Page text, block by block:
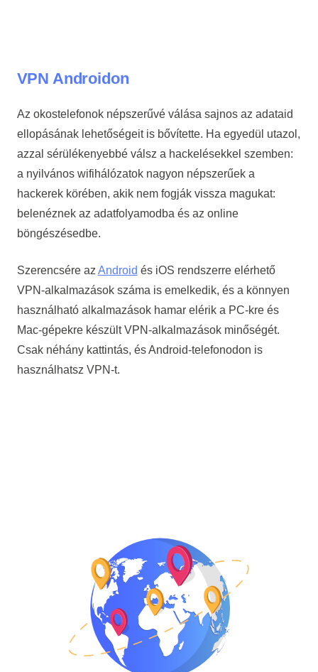
VPN Androidon
Az okostelefonok népszerűvé válása sajnos az adataid
ellopásának lehetőségeit is bővítette. Ha egyedül utazol,
azzal sérülékenyebbé válsz a hackelésekkel szemben:
a nyilvános wifihálózatok nagyon népszerűek a
hackerek körében, akik nem fogják vissza magukat:
belenéznek az adatfolyamodba és az online
böngészésedbe.
Szerencsére az Android és iOS rendszerre elérhető
VPN-alkalmazások száma is emelkedik, és a könnyen
használható alkalmazások hamar elérik a PC-kre és
Mac-gépekre készült VPN-alkalmazások minőségét.
Csak néhány kattintás, és Android-telefonodon is
használhatsz VPN-t.